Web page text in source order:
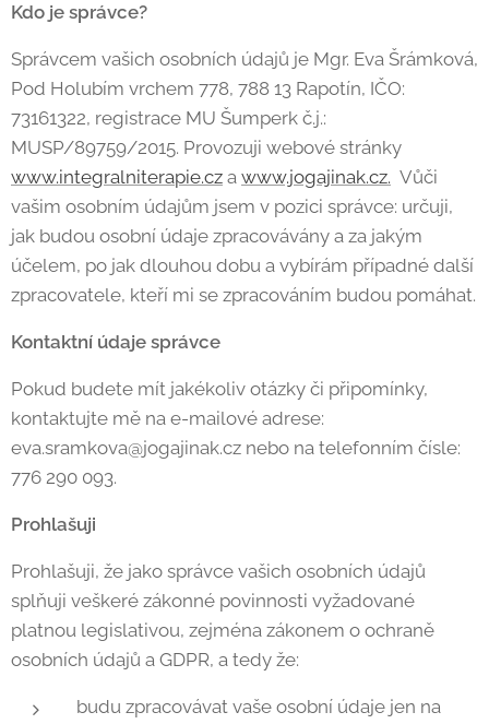
Kdo je správce?
Správcem vašich osobních údajů je Mgr. Eva Šrámková,
Pod Holubím vrchem 778, 788 13 Rapotín, IČO:
73161322, registrace MU Šumperk č.j.:
MUSP/89759/2015. Provozuji webové stránky
www.integralniterapie.cz a www.jogajinak.cz. Vůči
vašim osobním údajům jsem v pozici správce: určuji,
jak budou osobní údaje zpracovávány a za jakým
účelem, po jak dlouhou dobu a vybírám případné další
zpracovatele, kteří mi se zpracováním budou pomáhat.
Kontaktní údaje správce
Pokud budete mít jakékoliv otázky či připomínky,
kontaktujte mě na e-mailové adrese:
eva.sramkova@jogajinak.cz nebo na telefonním čísle:
776 290 093.
Prohlašuji
Prohlašuji, že jako správce vašich osobních údajů
splňuji veškeré zákonné povinnosti vyžadované
platnou legislativou, zejména zákonem o ochraně
osobních údajů a GDPR, a tedy že:
budu zpracovávat vaše osobní údaje jen na